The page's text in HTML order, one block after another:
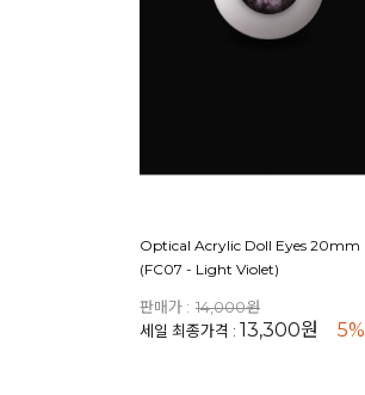
Optical Acrylic Doll Eyes 20mm
(FC07 - Light Violet)
판매가 : 14,000원
세일 최종가격 : 13,300원 5%